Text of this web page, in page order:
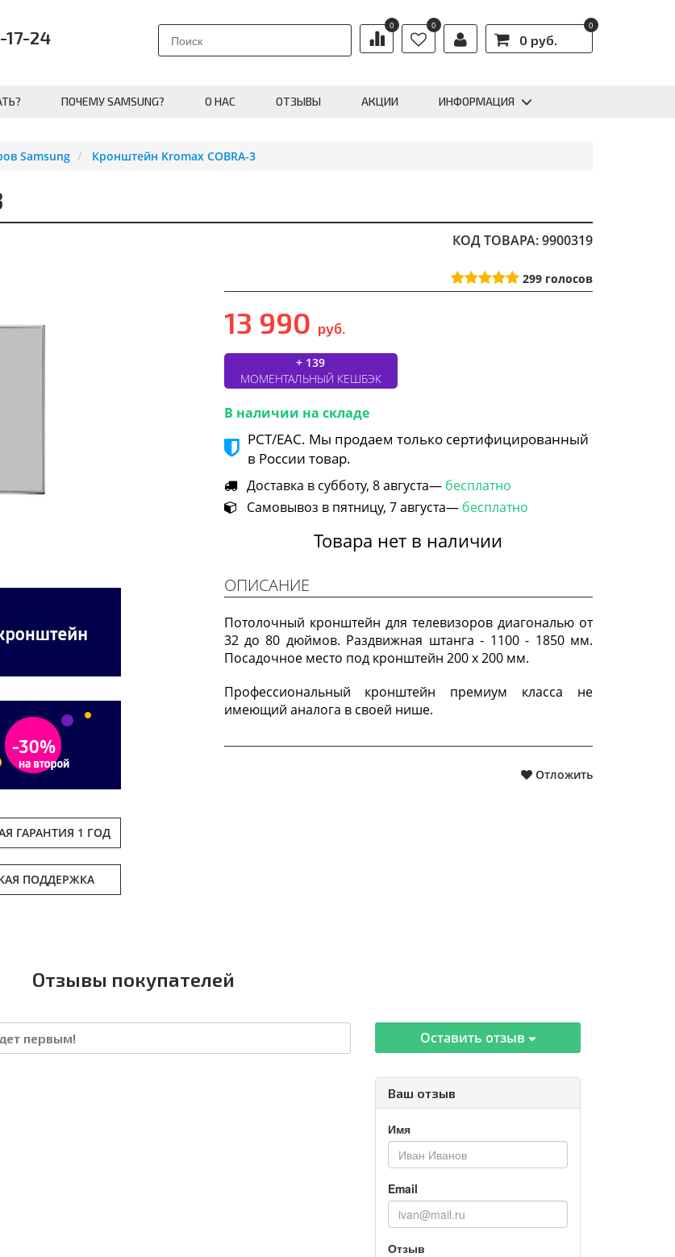
17-24
0 0
0 руб.
0
ПОЧЕМУ SAMSUNG? О НАС ОТЗЫВЫ АКЦИИ ИНФОРМАЦИЯ
Samsung Кронштейн Kromax COBRA-3
КОД ТОВАРА: 9900319
ГАРАНТИЯ 1 ГОД
ПОДДЕРЖКА
299 голосов
13 990 руб.
+ 139
МОМЕНТАЛЬНЫЙ КЕШБЭК
В наличии на складе
РСТ/ЕАС. Мы продаем только сертифицированный
в России товар.
Доставка в субботу, 8 августа— бесплатно
Самовывоз в пятницу, 7 августа— бесплатно
Товара нет в наличии
ОПИСАНИЕ
Потолочный кронштейн для телевизоров диагональю от
32 до 80 дюймов. Раздвижная штанга - 1100 - 1850 мм.
Посадочное место под кронштейн 200 x 200 мм.
Профессиональный кронштейн премиум класса не
имеющий аналога в своей нише.
Отложить
Отзывы покупателей
первым! Оставить отзыв
Ваш отзыв
Имя
Email
Отзыв